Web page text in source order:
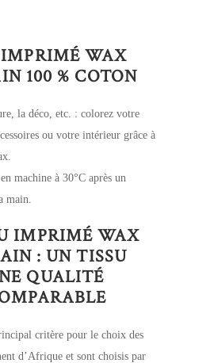
WAX
100 % COTON
la déco, etc. : colorez votre
ou votre intérieur grâce à
machine à 30°C après un
main.
IMPRIMÉ WAX
: UN TISSU
QUALITÉ
critère pour le choix des
d’Afrique et sont choisis par